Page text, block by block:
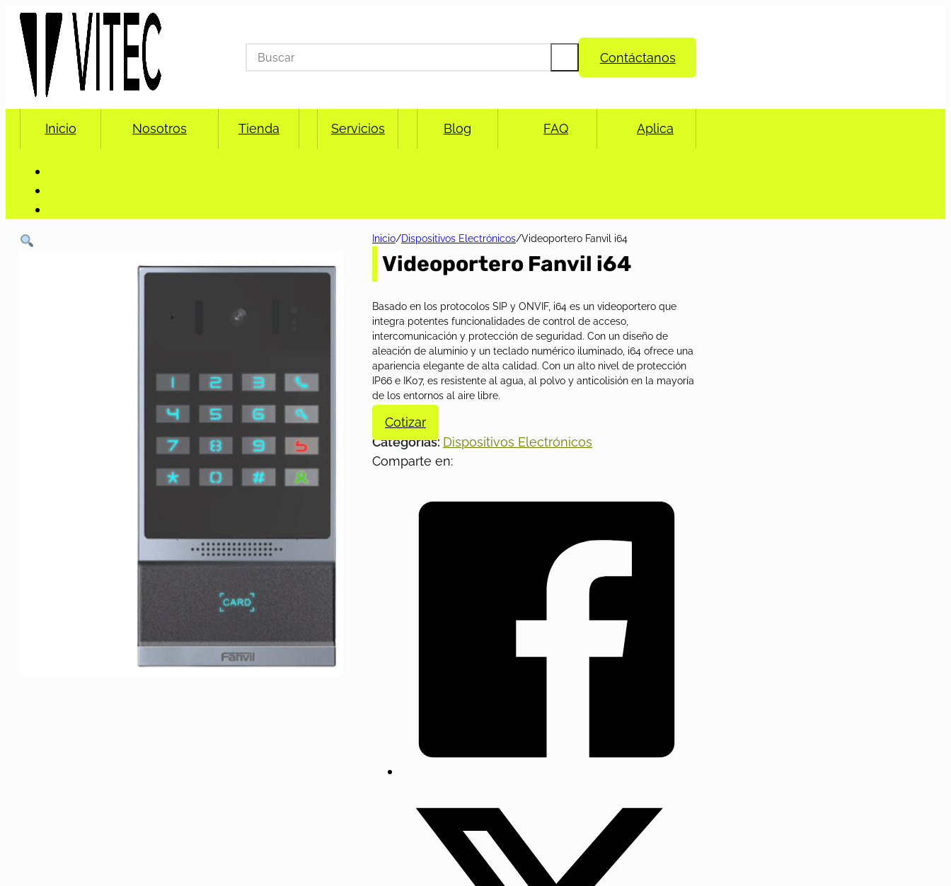
Search
for:
Contáctanos
Inicio Nosotros Tienda Servicios Blog FAQ Aplica
Inicio/Dispositivos Electrónicos/Videoportero Fanvil i64
Videoportero Fanvil i64
Basado en los protocolos SIP y ONVIF, i64 es un videoportero que
integra potentes funcionalidades de control de acceso,
intercomunicación y protección de seguridad. Con un diseño de
aleación de aluminio y un teclado numérico iluminado, i64 ofrece una
apariencia elegante de alta calidad. Con un alto nivel de protección
IP66 e IK07, es resistente al agua, al polvo y anticolisión en la mayoría
de los entornos al aire libre.
Cotizar
Categorías: Dispositivos Electrónicos
Comparte en: